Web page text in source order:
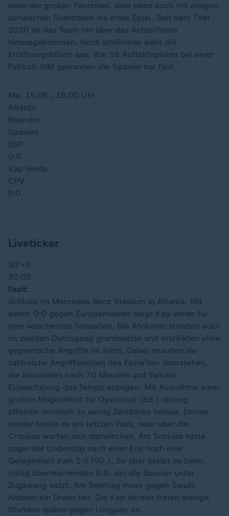
einer der großen Favoriten, aber eben auch mit einigen
schwachen Statistiken ins erste Spiel. Seit dem Titel
2010 ist das Team nie über das Achtelfinale
hinausgekommen. Noch schlimmer sieht die
Eröffnungsbilanz aus: Von 16 Auftaktspielen bei einer
Fußball-WM gewannen die Spanier nur fünf.
Mo, 15.06., 18:00 Uhr
Atlanta
Beendet
Spanien
ESP
0:0
Kap Verde
CPV
0:0
Liveticker
90′ +6
20:02
Fazit:
Schluss im Mercedes-Benz Stadium in Atlanta: Mit
einem 0:0 gegen Europameister sorgt Kap Verde für
eine waschechte Sensation. Die Afrikaner standen auch
im zweiten Durchgang grundsolide und erstickten viele
gegnerische Angriffe im Keim. Dabei mussten sie
zahlreiche Angriffswellen des Favoriten überstehen,
die besonders nach 70 Minuten und Yamals
Einwechslung das Tempo anzogen. Mit Ausnahme einer
großen Möglichkeit für Oyarzabal (88.) sprang
offensiv dennoch zu wenig Zählbares heraus. Immer
wieder fehlte es am letzten Pass, oder aber die
Crioulos warfen sich dazwischen. Am Schluss hatte
sogar der Underdog nach einer Ece noch eine
Gelegenheit zum 1:0 (90.). So aber bleibt es beim
völlig überraschenden 0:0, der die Spanier unter
Zugzwang setzt. Am Sonntag muss gegen Saudi-
Arabien ein Dreier her. Die Kap Verden treten wenige
Stunden später gegen Uruguay an.